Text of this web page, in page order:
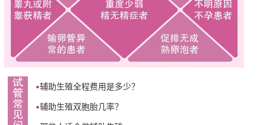
辅助生殖全程费用是多少？
辅助生殖双胞胎几率？